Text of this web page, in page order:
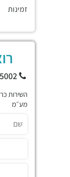
זמינות
השירות
מע״מ